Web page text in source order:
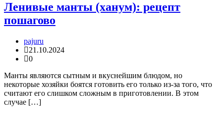
Ленивые манты (ханум): рецепт
пошагово
pajuru
21.10.2024
0
Манты являются сытным и вкуснейшим блюдом, но
некоторые хозяйки боятся готовить его только из-за того, что
считают его слишком сложным в приготовлении. В этом
случае […]